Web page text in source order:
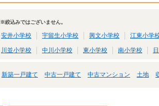
※絞込みではございません。
安井小学校 宇留生小学校 興文小学校 江東小学
川並小学校 中川小学校 東小学校 南小学校
新築一戸建て 中古一戸建て 中古マンション 土地